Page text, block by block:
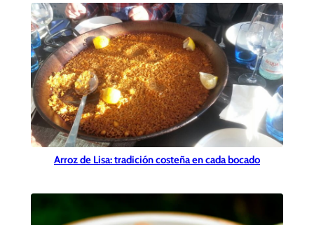
Arroz de Lisa: tradición costeña en cada bocado